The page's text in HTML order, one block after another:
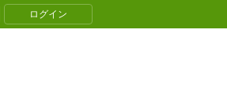
ログイン